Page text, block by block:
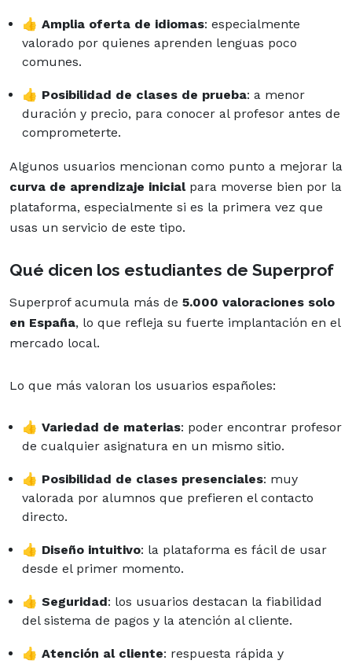
👍 Amplia oferta de idiomas: especialmente
valorado por quienes aprenden lenguas poco
comunes.
👍 Posibilidad de clases de prueba: a menor
duración y precio, para conocer al profesor antes de
comprometerte.
Algunos usuarios mencionan como punto a mejorar la
curva de aprendizaje inicialpara moverse bien por la
plataforma, especialmente si es la primera vez que
usas un servicio de este tipo.
Qué dicen los estudiantes de Superprof
Superprof acumula más de 5.000 valoraciones solo
en España, lo que refleja su fuerte implantación en el
mercado local.
Lo que más valoran los usuarios españoles:
👍 Variedad de materias: poder encontrar profesor
de cualquier asignatura en un mismo sitio.
👍 Posibilidad de clases presenciales: muy
valorada por alumnos que prefieren el contacto
directo.
👍 Diseño intuitivo: la plataforma es fácil de usar
desde el primer momento.
👍 Seguridad: los usuarios destacan la fiabilidad
del sistema de pagos y la atención al cliente.
👍 Atención al cliente: respuesta rápida y